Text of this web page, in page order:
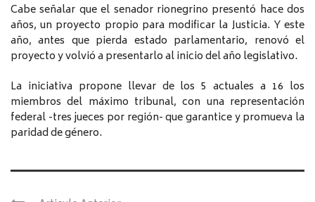
Cabe señalar que el senador rionegrino presentó hace dos
años, un proyecto propio para modificar la Justicia. Y este
año, antes que pierda estado parlamentario, renovó el
proyecto y volvió a presentarlo al inicio del año legislativo.
La iniciativa propone llevar de los 5 actuales a 16 los
miembros del máximo tribunal, con una representación
federal -tres jueces por región- que garantice y promueva la
paridad de género.